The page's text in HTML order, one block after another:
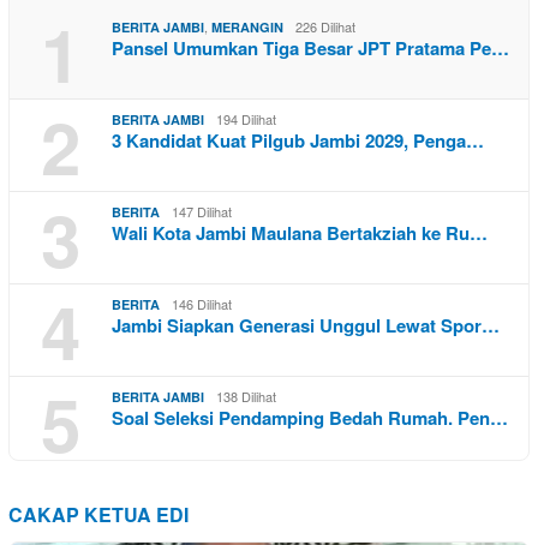
1 BERITA JAMBI MERANGIN 226 Dilihat
Pansel Umumkan Tiga Besar JPT Pratama Pe…
2 BERITA JAMBI 194 Dilihat
3 Kandidat Kuat Pilgub Jambi 2029, Penga…
3 BERITA 147 Dilihat
Wali Kota Jambi Maulana Bertakziah ke Ru…
4 BERITA 146 Dilihat
Jambi Siapkan Generasi Unggul Lewat Spor…
5 BERITA JAMBI 138 Dilihat
Soal Seleksi Pendamping Bedah Rumah. Pen…
CAKAP KETUA EDI